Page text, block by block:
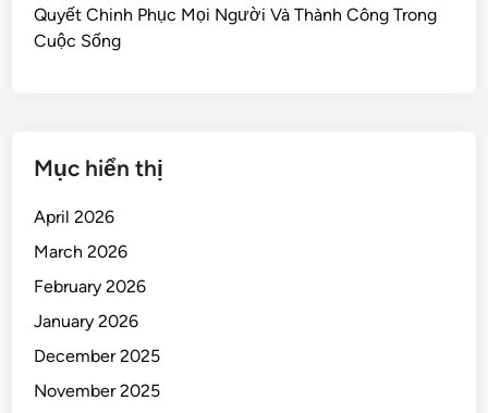
Quyết Chinh Phục Mọi Người Và Thành Công Trong
Cuộc Sống
Mục hiển thị
April 2026
March 2026
February 2026
January 2026
December 2025
November 2025